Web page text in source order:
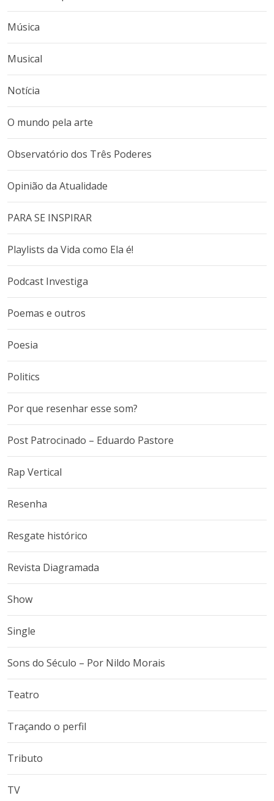
Música
Musical
Notícia
O mundo pela arte
Observatório dos Três Poderes
Opinião da Atualidade
PARA SE INSPIRAR
Playlists da Vida como Ela é!
Podcast Investiga
Poemas e outros
Poesia
Politics
Por que resenhar esse som?
Post Patrocinado – Eduardo Pastore
Rap Vertical
Resenha
Resgate histórico
Revista Diagramada
Show
Single
Sons do Século – Por Nildo Morais
Teatro
Traçando o perfil
Tributo
TV